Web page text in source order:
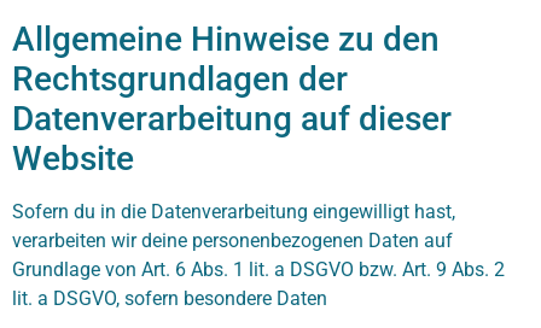
Allgemeine Hinweise zu den
Rechtsgrundlagen der
Datenverarbeitung auf dieser
Website
Sofern du in die Datenverarbeitung eingewilligt hast,
verarbeiten wir deine personenbezogenen Daten auf
Grundlage von Art. 6 Abs. 1 lit. a DSGVO bzw. Art. 9 Abs. 2
lit. a DSGVO, sofern besondere Daten